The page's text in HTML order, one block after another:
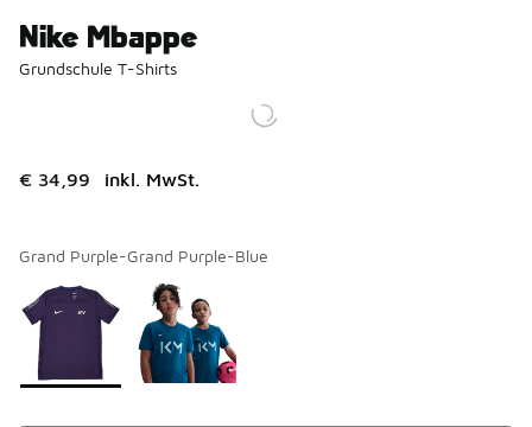
Nike Mbappe
Grundschule T-Shirts
€ 34,99 inkl. MwSt.
Grand Purple-Grand Purple-Blue
Seite 1 von 1 zeigt die Farben 1 bis 2 von 2 an.
Bitte wählen Sie einen Stil aus